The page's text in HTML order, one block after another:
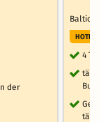
der
Baltic
4